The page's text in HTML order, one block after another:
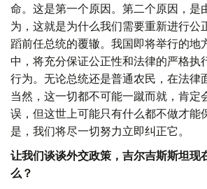
命。这是第一个原因。第二个原因，是
为，这就是为什么我们需要重新进行公
蹈前任总统的覆辙。我国即将举行的地
中，将充分保证公正性和法律的严格执
行为。无论总统还是普通农民，在法律
当然，这一切都不可能一蹴而就，肯定
误，但这世上可能只有什么都不做才能
是，我们将尽一切努力立即纠正它。
让我们谈谈外交政策，吉尔吉斯斯坦现
么？